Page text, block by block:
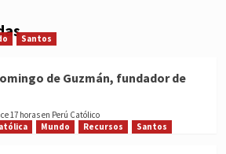
Santos
de Guzmán, fundador de
17 horas en Perú Católico
Mundo Recursos Santos